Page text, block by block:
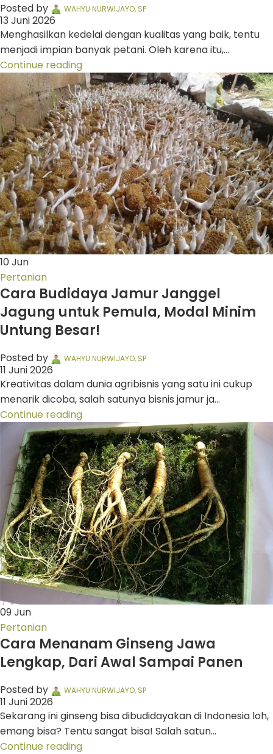
Posted by WAHYU NURWIJAYO, SP
13 Juni 2026
Menghasilkan kedelai dengan kualitas yang baik, tentu
menjadi impian banyak petani. Oleh karena itu,...
Continue reading
10Jun
Pertanian
Cara Budidaya Jamur Janggel
Jagung untuk Pemula, Modal Minim
Untung Besar!
Posted by WAHYU NURWIJAYO, SP
11 Juni 2026
Kreativitas dalam dunia agribisnis yang satu ini cukup
menarik dicoba, salah satunya bisnis jamur ja...
Continue reading
09Jun
Pertanian
Cara Menanam Ginseng Jawa
Lengkap, Dari Awal Sampai Panen
Posted by WAHYU NURWIJAYO, SP
11 Juni 2026
Sekarang ini ginseng bisa dibudidayakan di Indonesia loh,
emang bisa? Tentu sangat bisa! Salah satun...
Continue reading